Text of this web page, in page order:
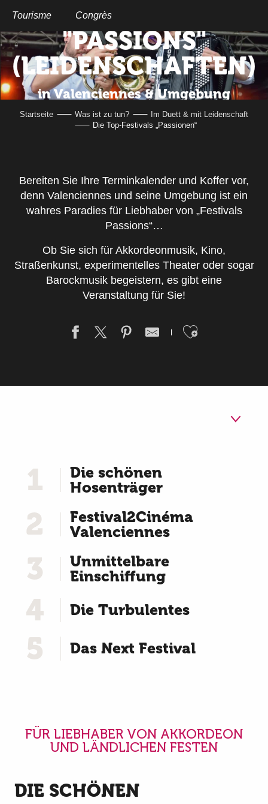
principal
Tourisme Congrès
DIE TOP-FESTIVALS
"PASSIONS"
(LEIDENSCHAFTEN)
in Valenciennes & Umgebung
Startseite Was ist zu tun?
Im Duett & mit Leidenschaft
Die Top-Festivals „Passionen“
Bereiten Sie Ihre Terminkalender und Koffer vor,
denn Valenciennes und seine Umgebung ist ein
wahres Paradies für Liebhaber von „Festivals
Passions“…
Ob Sie sich für Akkordeonmusik, Kino,
Straßenkunst, experimentelles Theater oder sogar
Barockmusik begeistern, es gibt eine
Veranstaltung für Sie!
Ajouter
1
Die schönen
Hosenträger
2
Festival2Cinéma
Valenciennes
3
Unmittelbare
Einschiffung
4 Die Turbulentes
5 Das Next Festival
FÜR LIEBHABER VON AKKORDEON
UND LÄNDLICHEN FESTEN
DIE SCHÖNEN